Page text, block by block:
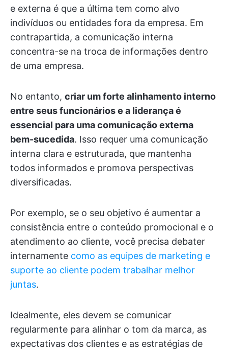
e externa é que a última tem como alvo
indivíduos ou entidades fora da empresa. Em
contrapartida, a comunicação interna
concentra-se na troca de informações dentro
de uma empresa.
No entanto, criar um forte alinhamento interno
entre seus funcionários e a liderança é
essencial para uma comunicação externa
bem-sucedida. Isso requer uma comunicação
interna clara e estruturada, que mantenha
todos informados e promova perspectivas
diversificadas.
Por exemplo, se o seu objetivo é aumentar a
consistência entre o conteúdo promocional e o
atendimento ao cliente, você precisa debater
internamente como as equipes de marketing e
suporte ao cliente podem trabalhar melhor
juntas.
Idealmente, eles devem se comunicar
regularmente para alinhar o tom da marca, as
expectativas dos clientes e as estratégias de